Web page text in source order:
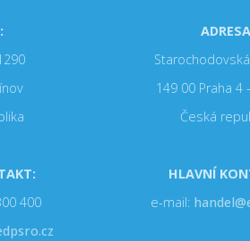
400
149 00 Praha 4
Česká
HLAVNÍ
e-mail: